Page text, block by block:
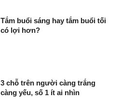
Tắm buổi sáng hay tắm buổi tối
có lợi hơn?
3 chỗ trên người càng trắng
càng yếu, số 1 ít ai nhìn